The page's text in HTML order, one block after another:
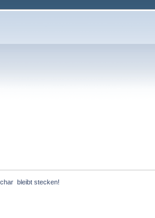
char  bleibt stecken!